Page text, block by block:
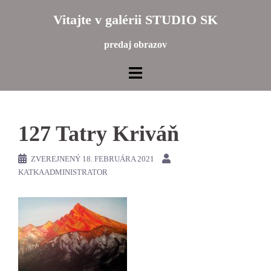
Vitajte v galérii STUDIO SK
predaj obrazov
127 Tatry Kriváň
ZVEREJNENÝ 18. FEBRUÁRA 2021
KATKAADMINISTRATOR